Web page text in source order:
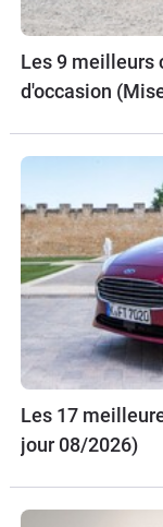
Les 9 meilleurs
d'occasion
Les 17
jour 08/2026)